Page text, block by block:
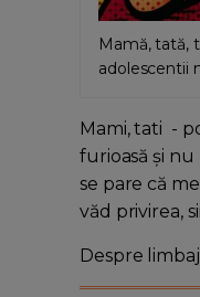
Mamă, tată,
adolescentii
Mami, tati -
furioasă și
se pare că
văd privirea,
Despre